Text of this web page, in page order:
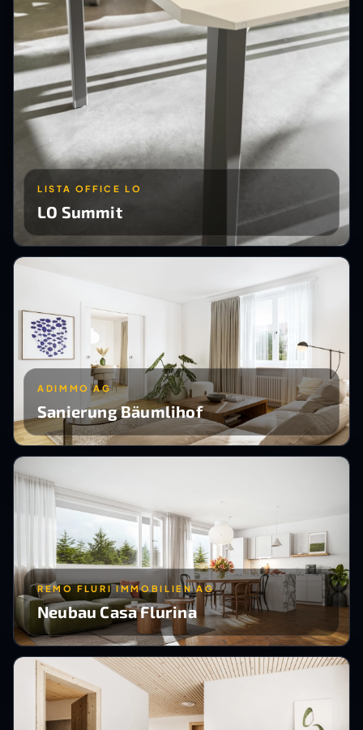
LISTA OFFICE LO
LO Summit
ADIMMO AG
Sanierung Bäumlihof
REMO FLURI IMMOBILIEN AG
Neubau Casa Flurina